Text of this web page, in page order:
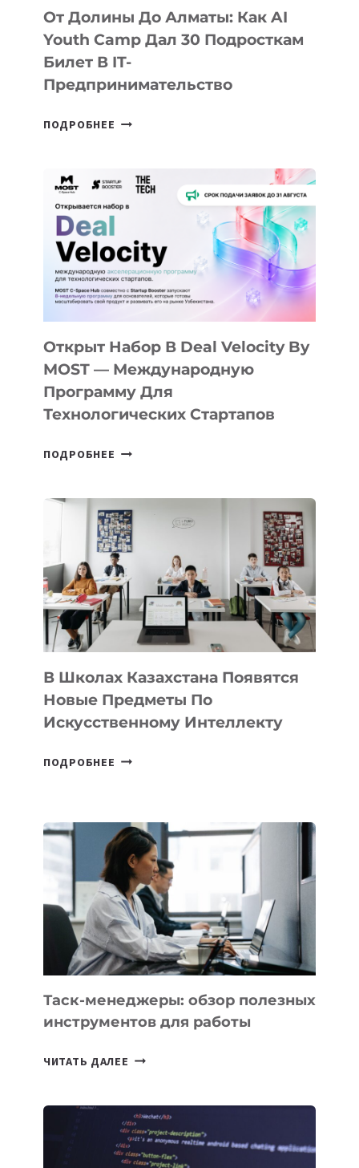
От Долины До Алматы: Как AI
Youth Camp Дал 30 Подросткам
Билет В IT-
Предпринимательство
ПОДРОБНЕЕ ОТ
АЛМАТЫ:
AI
YOUTH
CAMP
ДАЛ
30
ПОДРОСТКАМ
БИЛЕТ
В
ПРЕДПРИНИМАТЕЛЬСТВО
Открыт Набор В Deal Velocity By
MOST — Международную
Программу Для
Технологических Стартапов
ПОДРОБНЕЕ ОТКРЫТ
DEAL
VELOCITY
BY
MOST
—
МЕЖДУНАРОДНУЮ
ПРОГРАММУ
ДЛЯ
ТЕХНОЛОГИЧЕСКИХ
В Школах Казахстана Появятся
Новые Предметы По
Искусственному Интеллекту
ПОДРОБНЕЕ В
НОВЫЕ
ПРЕДМЕТЫ
ПО
ИСКУССТВЕННОМУ
ИНТЕЛЛЕКТУ
Таск-менеджеры: обзор полезных
инструментов для работы
ЧИТАТЬ ДАЛЕЕ ТАСК-
ПОЛЕЗНЫХ
ИНСТРУМЕНТОВ
ДЛЯ